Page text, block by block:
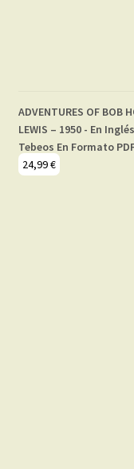
ADVENTURES OF BOB
LEWIS – 1950 - En
Tebeos En Formato
24,99€